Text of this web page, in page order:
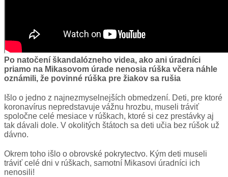
Po natočení škandalózneho videa, ako ani úradníci
priamo na Mikasovom úrade nenosia rúška včera náhle
oznámili, že povinné rúška pre žiakov sa rušia
Išlo o jedno z najnezmyselnejších obmedzení. Deti, pre ktoré
koronavírus nepredstavuje vážnu hrozbu, museli tráviť
spoločne celé mesiace v rúškach, ktoré si cez prestávky aj
tak dávali dole. V okolitých štátoch sa deti učia bez rúšok už
dávno.
Okrem toho išlo o obrovské pokrytectvo. Kým deti museli
tráviť celé dni v rúškach, samotní Mikasovi úradníci ich
nenosili!